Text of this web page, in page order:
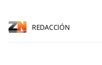
REDACCIÓN